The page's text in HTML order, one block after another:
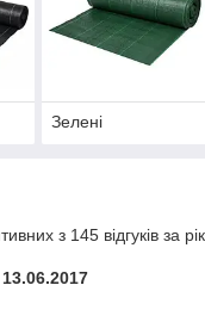
Зелені
з 145 відгуків за рік